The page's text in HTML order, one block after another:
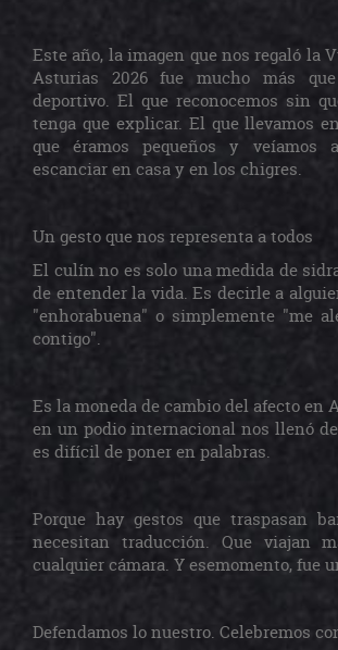
Este año, la imagen que nos regaló la
Asturias 2026 fue mucho más
deportivo. El que reconocemos sin
tenga que explicar. El que llevamos
que éramos pequeños y veíamos
escanciar en casa y en los chigres.
Un gesto que nos representa a todos
El culín no es solo una medida de
de entender la vida. Es decirle a
"enhorabuena" o simplemente "me
contigo".
Es la moneda de cambio del afecto en
en un podio internacional nos llenó
es difícil de poner en palabras.
Porque hay gestos que traspasan
necesitan traducción. Que viajan
cualquier cámara. Y esemomento, fue
Defendamos lo nuestro. Celebremos